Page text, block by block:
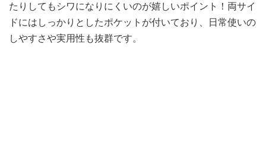
たりしてもシワになりにくいのが嬉しいポイント！両サイ
ドにはしっかりとしたポケットが付いており、日常使いの
しやすさや実用性も抜群です。